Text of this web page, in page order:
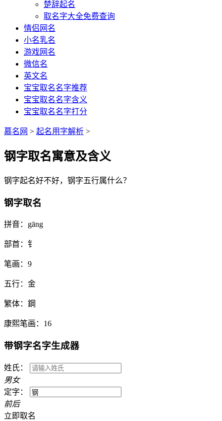
楚辞起名
取名字大全免费查询
情侣网名
小名乳名
游戏网名
微信名
英文名
宝宝取名名字推荐
宝宝取名名字含义
宝宝取名名字打分
慕名网 > 起名用字解析 >
钢字取名寓意及含义
钢字起名好不好， 钢字五行属什么？
钢字取名
拼音： gāng
部首： 钅
笔画： 9
五行： 金
繁体： 鋼
康熙笔画： 16
带钢字名字生成器
姓氏：
男女
定字：
前后
立即取名